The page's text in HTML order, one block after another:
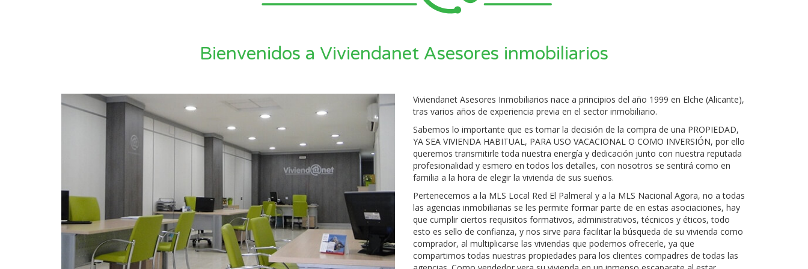
Bienvenidos a Viviendanet Asesores inmobiliarios
Viviendanet Asesores Inmobiliarios nace a principios del año 1999 en Elche (Alicante),
tras varios años de experiencia previa en el sector inmobiliario.
Sabemos lo importante que es tomar la decisión de la compra de una PROPIEDAD,
YA SEA VIVIENDA HABITUAL, PARA USO VACACIONAL O COMO INVERSIÓN, por ello
queremos transmitirle toda nuestra energía y dedicación junto con nuestra reputada
profesionalidad y esmero en todos los detalles, con nosotros se sentirá como en
familia a la hora de elegir la vivienda de sus sueños.
Pertenecemos a la MLS Local Red El Palmeral y a la MLS Nacional Agora, no a todas
las agencias inmobiliarias se les permite formar parte de en estas asociaciones, hay
que cumplir ciertos requisitos formativos, administrativos, técnicos y éticos, todo
esto es sello de confianza, y nos sirve para facilitar la búsqueda de su vivienda como
comprador, al multiplicarse las viviendas que podemos ofrecerle, ya que
compartimos todas nuestras propiedades para los clientes compadres de todas las